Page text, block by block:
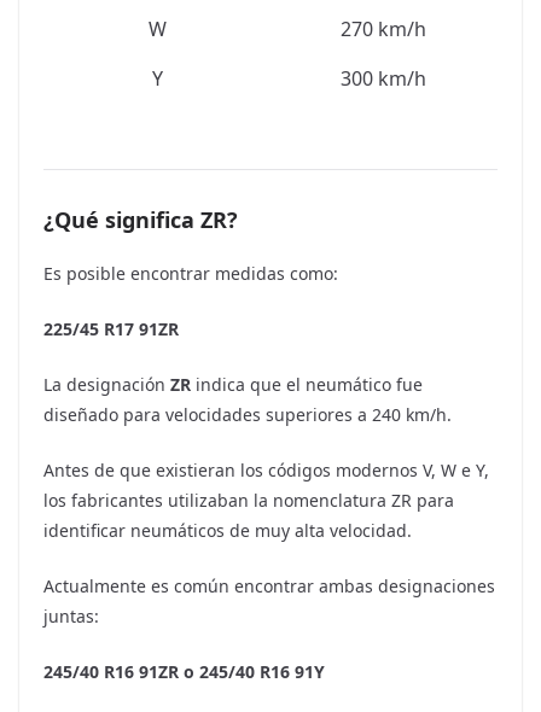
W
270 km/h
Y
300 km/h
¿Qué significa ZR?
Es posible encontrar medidas como:
225/45 R17 91ZR
La designación ZR indica que el neumático fue
diseñado para velocidades superiores a 240 km/h.
Antes de que existieran los códigos modernos V, W e Y,
los fabricantes utilizaban la nomenclatura ZR para
identificar neumáticos de muy alta velocidad.
Actualmente es común encontrar ambas designaciones
juntas:
245/40 R16 91ZR o 245/40 R16 91Y